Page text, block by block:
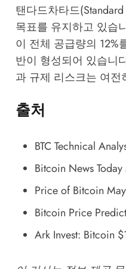
탠다드차타드
목표를 유지하고 있습
이 전체 공급량의 12%
반이 형성되어 있습니
과 규제 리스크는 여
출처
BTC Technical
Bitcoin News
Price of Bitcoin
Bitcoin Price
Ark Invest: Bitcoin